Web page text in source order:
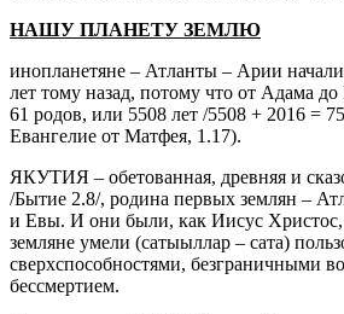
НАШУ ПЛАНЕТУ ЗЕМЛЮ
инопланетяне – Атланты – Арии начали
лет тому назад, потому что от Адама
61 родов, или 5508 лет /5508 + 2016 =
Евангелие от Матфея, 1.17).
ЯКУТИЯ – обетованная, древняя и
/Бытие 2.8/, родина первых землян –
и Евы. И они были, как Иисус Христос,
земляне умели (сатыыллар – сата)
сверхспособностями, безграничными
бессмертием.